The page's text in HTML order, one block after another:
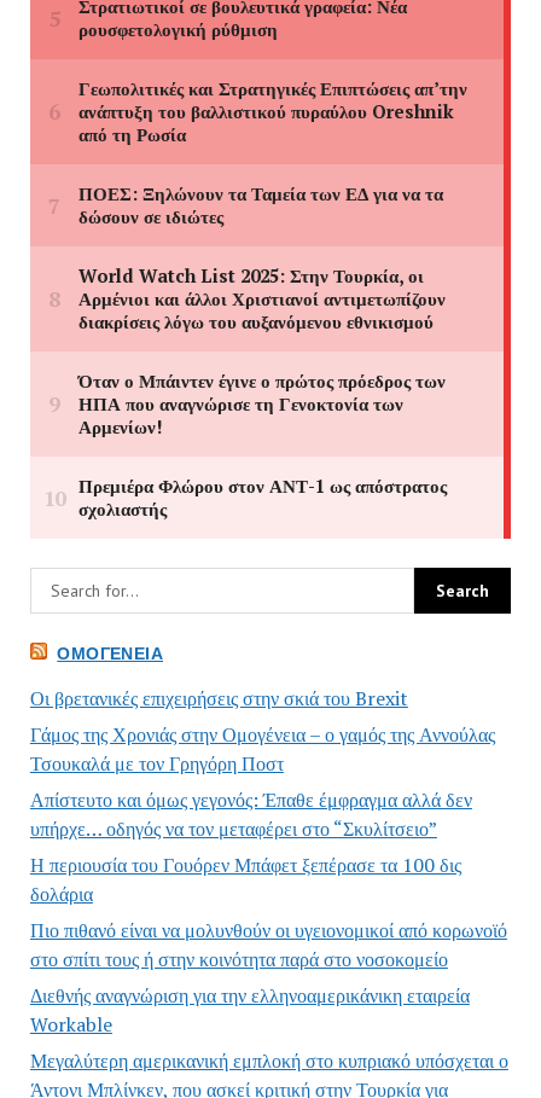
ΟΜΟΓΈΝΕΙΑ
Οι βρετανικές επιχειρήσεις στην σκιά του Brexit
Γάμος της Χρονιάς στην Ομογένεια – ο γαμός της Αννούλας
Τσουκαλά με τον Γρηγόρη Ποστ
Απίστευτο και όμως γεγονός: Έπαθε έμφραγμα αλλά δεν
υπήρχε… οδηγός να τον μεταφέρει στο “Σκυλίτσειο”
Η περιουσία του Γουόρεν Μπάφετ ξεπέρασε τα 100 δις
δολάρια
Πιο πιθανό είναι να μολυνθούν οι υγειονομικοί από κορωνοϊό
στο σπίτι τους ή στην κοινότητα παρά στο νοσοκομείο
Διεθνής αναγνώριση για την ελληνοαμερικάνικη εταιρεία
Workable
Μεγαλύτερη αμερικανική εμπλοκή στο κυπριακό υπόσχεται ο
Άντονι Μπλίνκεν, που ασκεί κριτική στην Τουρκία για